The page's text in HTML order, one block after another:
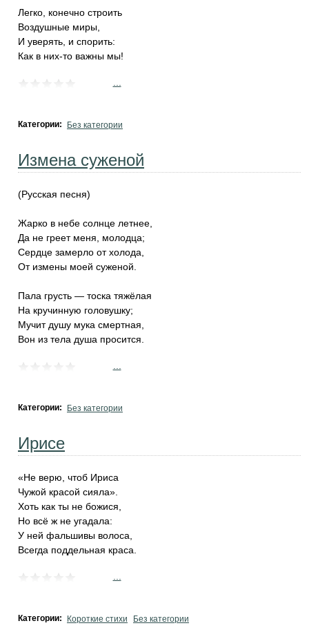
Легко, конечно строить
Воздушные миры,
И уверять, и спорить:
Как в них-то важны мы!
Категории: Без категории
Измена суженой
(Русская песня)
Жарко в небе солнце летнее,
Да не греет меня, молодца;
Сердце замерло от холода,
От измены моей суженой.
Пала грусть — тоска тяжёлая
На кручинную головушку;
Мучит душу мука смертная,
Вон из тела душа просится.
Категории: Без категории
Ирисе
«Не верю, чтоб Ириса
Чужой красой сияла».
Хоть как ты не божися,
Но всё ж не угадала:
У ней фальшивы волоса,
Всегда поддельная краса.
Категории: Короткие стихи Без категории